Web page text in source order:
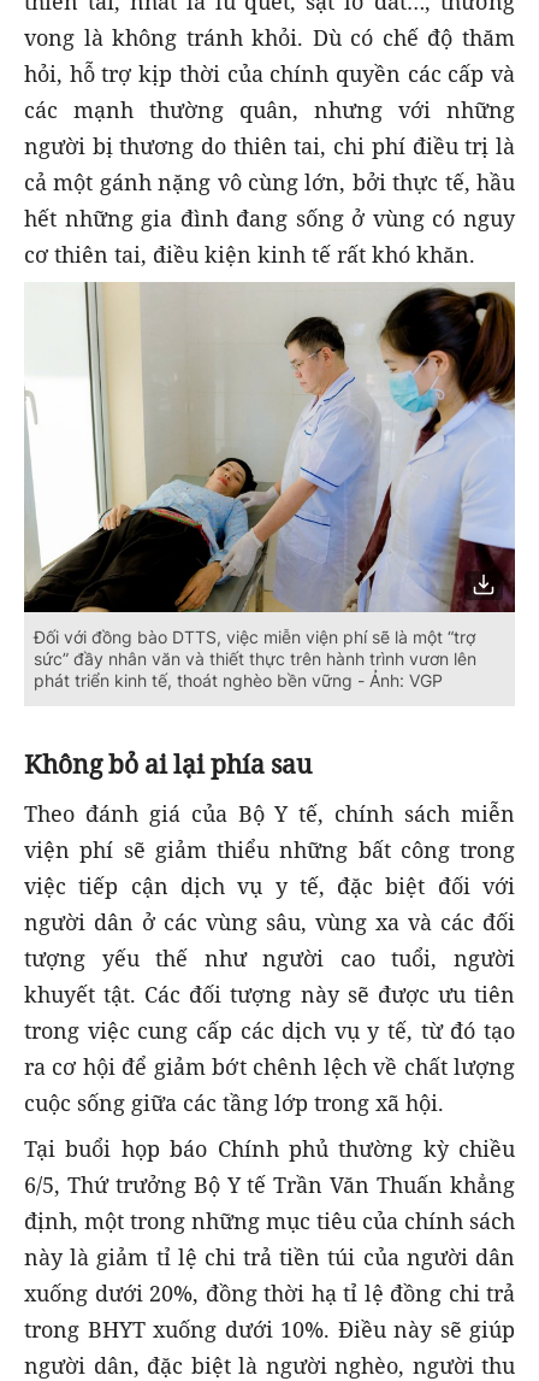
vong là không tránh khỏi. Dù có chế độ thăm
hỏi, hỗ trợ kịp thời của chính quyền các cấp và
các mạnh thường quân, nhưng với những
người bị thương do thiên tai, chi phí điều trị là
cả một gánh nặng vô cùng lớn, bởi thực tế, hầu
hết những gia đình đang sống ở vùng có nguy
cơ thiên tai, điều kiện kinh tế rất khó khăn.
Đối với đồng bào DTTS, việc miễn viện phí sẽ là một “trợ
sức” đầy nhân văn và thiết thực trên hành trình vươn lên
phát triển kinh tế, thoát nghèo bền vững - Ảnh: VGP
Không bỏ ai lại phía sau
Theo đánh giá của Bộ Y tế, chính sách miễn
viện phí sẽ giảm thiểu những bất công trong
việc tiếp cận dịch vụ y tế, đặc biệt đối với
người dân ở các vùng sâu, vùng xa và các đối
tượng yếu thế như người cao tuổi, người
khuyết tật. Các đối tượng này sẽ được ưu tiên
trong việc cung cấp các dịch vụ y tế, từ đó tạo
ra cơ hội để giảm bớt chênh lệch về chất lượng
cuộc sống giữa các tầng lớp trong xã hội.
Tại buổi họp báo Chính phủ thường kỳ chiều
6/5, Thứ trưởng Bộ Y tế Trần Văn Thuấn khẳng
định, một trong những mục tiêu của chính sách
này là giảm tỉ lệ chi trả tiền túi của người dân
xuống dưới 20%, đồng thời hạ tỉ lệ đồng chi trả
trong BHYT xuống dưới 10%. Điều này sẽ giúp
người dân, đặc biệt là người nghèo, người thu